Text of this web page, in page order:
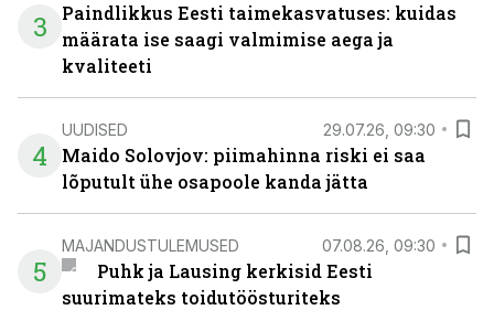
3
Paindlikkus Eesti taimekasvatuses: kuidas
määrata ise saagi valmimise aega ja
kvaliteeti
4
UUDISED 29.07.26, 09:30
Maido Solovjov: piimahinna riski ei saa
lõputult ühe osapoole kanda jätta
5
MAJANDUSTULEMUSED 07.08.26, 09:30
Puhk ja Lausing kerkisid Eesti
suurimateks toidutöösturiteks